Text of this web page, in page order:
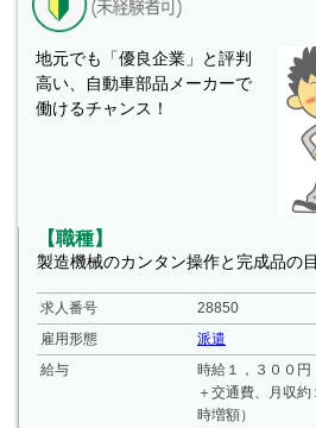
地元でも「優良企業」と評判
高い、自動車部品メーカーで
働けるチャンス！
【職種】
製造機械のカンタン操作と完成品の
求人番号
28850
雇用形態
派遣
給与
時給１，３００円
＋交通費、月収
時増額）